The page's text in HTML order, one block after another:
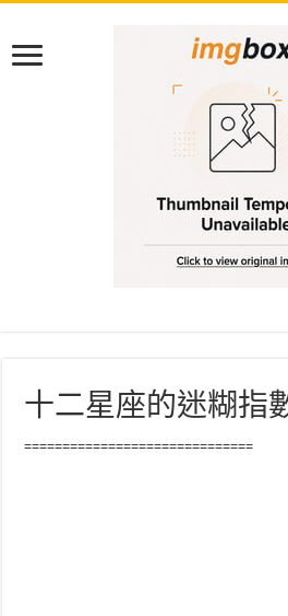
十二星座的迷糊指
==============================